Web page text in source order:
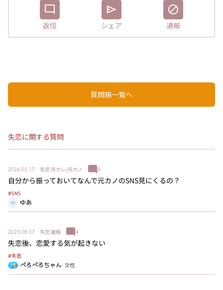
返信 シェア 通報
質問箱一覧へ
失恋に関する質問
2026.02.17 失恋元カレ/元カノ 0
自分から振っておいてなんで元カノのSNS見にくるの？
#SNS
ゆあ
2023.08.07 失恋破局 4
失恋後、恋愛する気が起きない
#失恋
ぺろぺろちゃん 女性